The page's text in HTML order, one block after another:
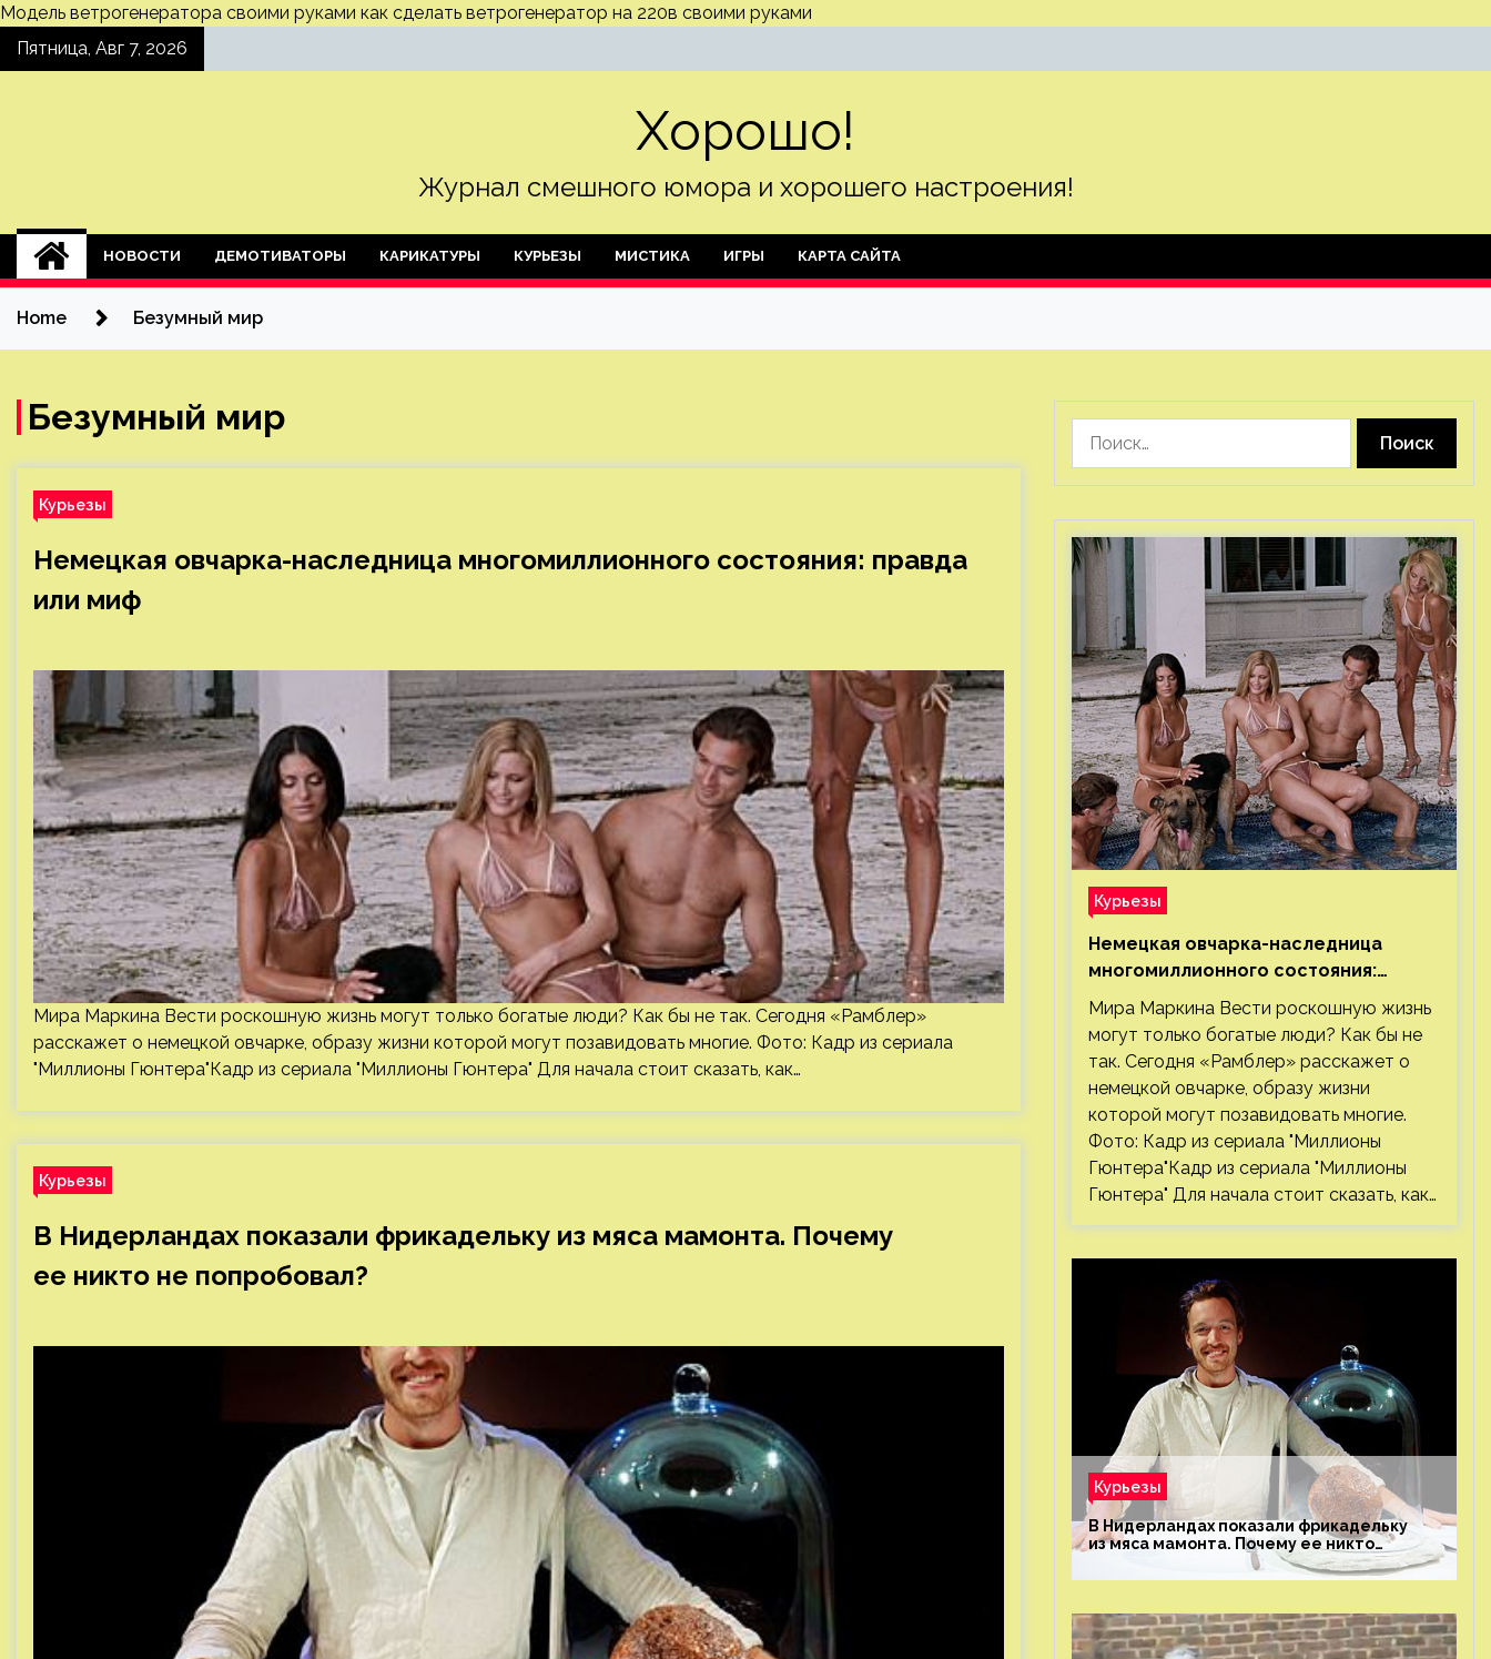
Модель ветрогенератора своими руками как сделать ветрогенератор на 220в своими руками
SkipПятница, Авг 7, 2026
Хорошо!
Журнал смешного юмора и хорошего настроения!
НОВОСТИ ДЕМОТИВАТОРЫ КАРИКАТУРЫ КУРЬЕЗЫ МИСТИКА ИГРЫ КАРТА САЙТА
Home Безумный мир
Безумный мир
Курьезы
Немецкая овчарка-наследница многомиллионного состояния: правда
или миф
Мира Маркина Вести роскошную жизнь могут только богатые люди? Как бы не так. Сегодня «Рамблер»
расскажет о немецкой овчарке, образу жизни которой могут позавидовать многие. Фото: Кадр из сериала
"Миллионы Гюнтера"Кадр из сериала "Миллионы Гюнтера" Для начала стоит сказать, как…
Курьезы
В Нидерландах показали фрикадельку из мяса мамонта. Почему
ее никто не попробовал?
Курьезы
Немецкая овчарка-наследница
многомиллионного состояния:
правда или миф
Мира Маркина Вести роскошную жизнь
могут только богатые люди? Как бы не
так. Сегодня «Рамблер» расскажет о
немецкой овчарке, образу жизни
которой могут позавидовать многие.
Фото: Кадр из сериала "Миллионы
Гюнтера"Кадр из сериала "Миллионы
Гюнтера" Для начала стоит сказать, как…
Курьезы
В Нидерландах показали фрикадельку
из мяса мамонта. Почему ее никто